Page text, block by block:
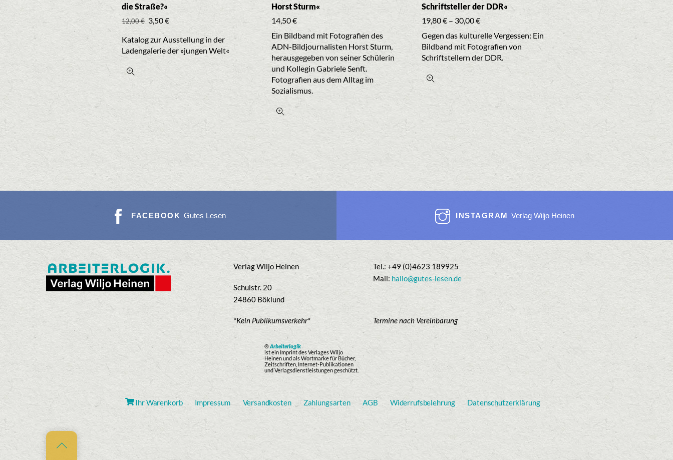
die Straße?«
12,00€ Ursprünglicher
Preis
war:
12,00 €
3,50€Aktueller
ist:
3,50 €.
Katalog zur Ausstellung in der
Ladengalerie der »jungen Welt«
Horst Sturm«
14,50€
Ein Bildband mit Fotografien des
ADN-Bildjournalisten Horst Sturm,
herausgegeben von seiner Schülerin
und Kollegin Gabriele Senft.
Fotografien aus dem Alltag im
Sozialismus.
Schriftsteller der DDR«
19,80€– 30,00€
Gegen das kulturelle Vergessen: Ein
Bildband mit Fotografien von
Schriftstellern der DDR.
FACEBOOK Gutes Lesen INSTAGRAM Verlag Wiljo Heinen
Verlag Wiljo Heinen
Schulstr. 20
24860 Böklund
*Kein Publikumsverkehr*
Tel.: +49 (0)4623 189925
Mail: hallo@gutes-lesen.de
Termine nach Vereinbarung
®Arbeiterlogik
ist ein Imprint des Verlages Wiljo
Heinen und als Wortmarke für Bücher,
Zeitschriften, Internet-Publikationen
und Verlagsdienstleistungen geschützt.
Ihr Warenkorb Impressum Versandkosten Zahlungsarten AGB Widerrufsbelehrung Datenschutzerklärung
Back